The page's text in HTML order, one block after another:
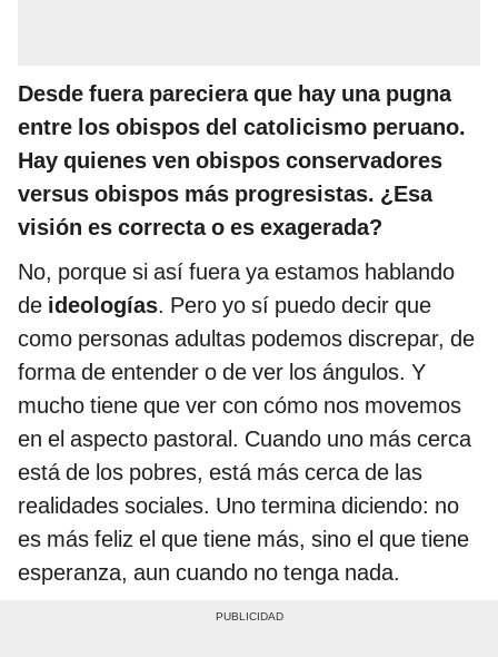
Desde fuera pareciera que hay una pugna
entre los obispos del catolicismo peruano.
Hay quienes ven obispos conservadores
versus obispos más progresistas. ¿Esa
visión es correcta o es exagerada?
No, porque si así fuera ya estamos hablando
de ideologías. Pero yo sí puedo decir que
como personas adultas podemos discrepar, de
forma de entender o de ver los ángulos. Y
mucho tiene que ver con cómo nos movemos
en el aspecto pastoral. Cuando uno más cerca
está de los pobres, está más cerca de las
realidades sociales. Uno termina diciendo: no
es más feliz el que tiene más, sino el que tiene
esperanza, aun cuando no tenga nada.